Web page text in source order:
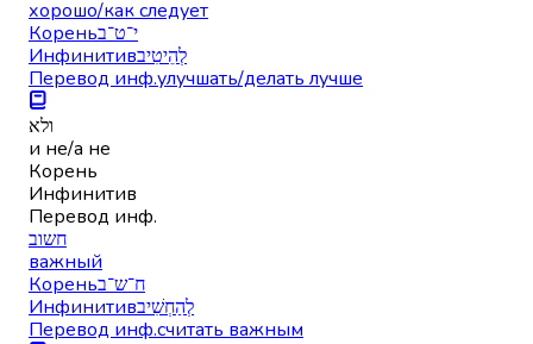
хорошо/как следует
Кореньי־ט־ב
Инфинитивלְהֵיטִיב
Перевод инф.улучшать/делать лучше
ולא
и не/а не
Корень
Инфинитив
Перевод инф.
חשוב
важный
Кореньח־ש־ב
Инфинитивלְהַחְשִׁיב
Перевод инф.считать важным